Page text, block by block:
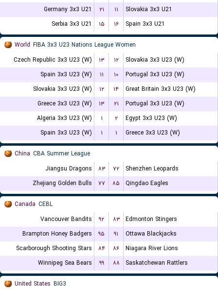
Germany 3x3 U21
۲۱ ۱۱
Slovakia 3x3 U21
Serbia 3x3 U21
۱۵ ۱۶ Spain 3x3 U21
World FIBA 3x3 U23 Nations League Women
Czech Republic 3x3 U23 (W)
۱۳ ۱۲
Slovakia 3x3 U23 (W)
Spain 3x3 U23 (W)
۱۱ ۱۰
Portugal 3x3 U23 (W)
Slovakia 3x3 U23 (W)
۱۲ ۱۴
Great Britain 3x3 U23 (W)
Greece 3x3 U23 (W)
۱۳ ۲۱
Portugal 3x3 U23 (W)
Algeria 3x3 U23 (W)
۱ ۲
Egypt 3x3 U23 (W)
Spain 3x3 U23 (W)
۱ ۱ Greece 3x3 U23 (W)
China CBA Summer League
Jiangsu Dragons
۸۳ ۷۲
Shenzhen Leopards
Zhejiang Golden Bulls
۷۷ ۸۵ Qingdao Eagles
Canada CEBL
Vancouver Bandits
۹۲ ۸۳
Edmonton Stingers
Brampton Honey Badgers
۹۵ ۹۱
Ottawa Blackjacks
Scarborough Shooting Stars
۸۴ ۸۶
Niagara River Lions
Winnipeg Sea Bears
۹۹ ۸۸ Saskatchewan Rattlers
United States BIG3